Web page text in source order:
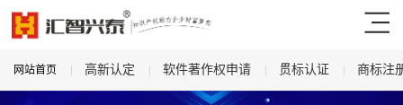
网站首页 高新认定 软件著作权申请 贯标认证 商标注